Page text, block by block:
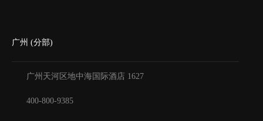
广州 (分部)
广州天河区地中海国际酒店 1627
400-800-9385